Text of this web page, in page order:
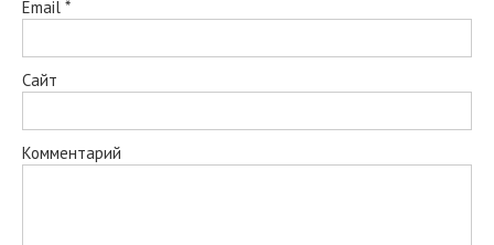
Email *
Сайт
Комментарий